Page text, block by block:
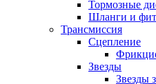
Тормозные
Шланги и
Трансмиссия
Cцепление
Звезды
Звезды